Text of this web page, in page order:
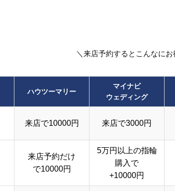
＼来店予約するとこんなにお
ハウツーマリー
マイナビ
ウェディング
来店で10000円 来店で3000円
来店予約だけ
で10000円
5万円以上の指輪
購入で
+10000円